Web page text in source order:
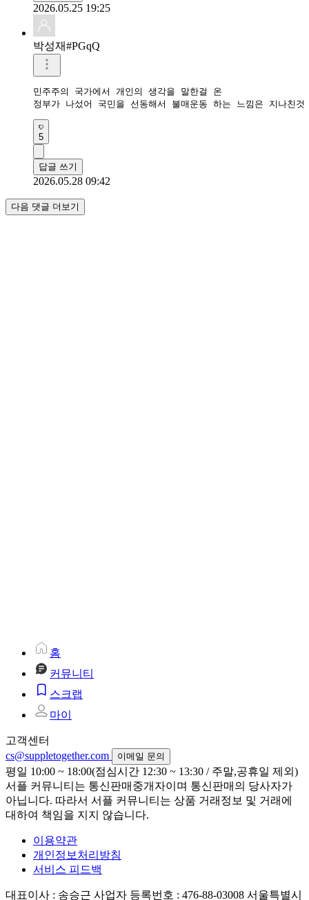
2026.05.25 19:25
박성재#PGqQ
민주주의 국가에서 개인의 생각을 말한걸 온
정부가 나섰어 국민을 선동해서 불매운동 하는 느낌은 지나친
5
답글 쓰기
2026.05.28 09:42
다음 댓글 더보기
홈
커뮤니티
스크랩
마이
고객센터
cs@suppletogether.com
이메일 문의
평일 10:00 ~ 18:00(점심시간 12:30 ~ 13:30 / 주말,공휴일 제외)
서플 커뮤니티는 통신판매중개자이며 통신판매의 당사자가
아닙니다. 따라서 서플 커뮤니티는 상품 거래정보 및 거래에
대하여 책임을 지지 않습니다.
이용약관
개인정보처리방침
서비스 피드백
대표이사 : 송승근 사업자 등록번호 : 476-88-03008 서울특별시